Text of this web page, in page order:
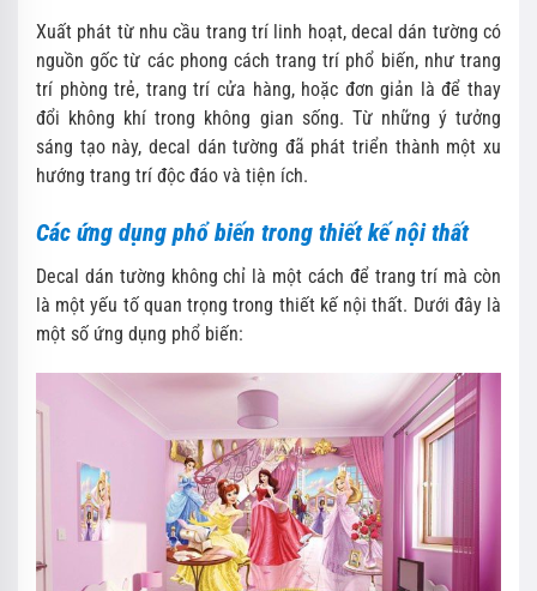
Xuất phát từ nhu cầu trang trí linh hoạt, decal dán tường có
nguồn gốc từ các phong cách trang trí phổ biến, như trang
trí phòng trẻ, trang trí cửa hàng, hoặc đơn giản là để thay
đổi không khí trong không gian sống. Từ những ý tưởng
sáng tạo này, decal dán tường đã phát triển thành một xu
hướng trang trí độc đáo và tiện ích.
Các ứng dụng phổ biến trong thiết kế nội thất
Decal dán tường không chỉ là một cách để trang trí mà còn
là một yếu tố quan trọng trong thiết kế nội thất. Dưới đây là
một số ứng dụng phổ biến: